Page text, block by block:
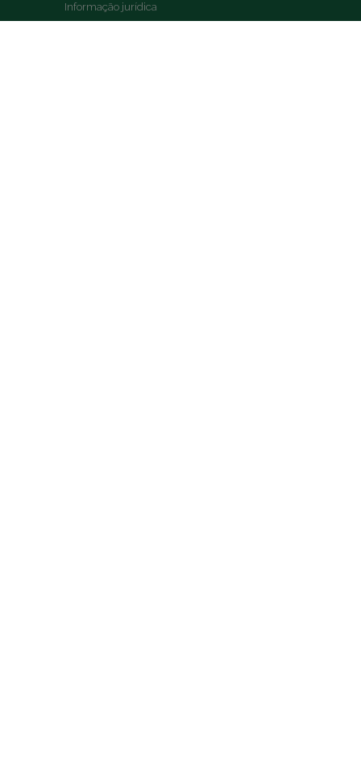
Informação jurídica